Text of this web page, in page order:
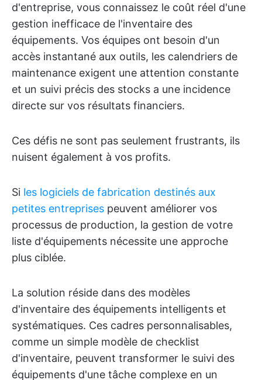
d'entreprise, vous connaissez le coût réel d'une
gestion inefficace de l'inventaire des
équipements. Vos équipes ont besoin d'un
accès instantané aux outils, les calendriers de
maintenance exigent une attention constante
et un suivi précis des stocks a une incidence
directe sur vos résultats financiers.
Ces défis ne sont pas seulement frustrants, ils
nuisent également à vos profits.
Si les logiciels de fabrication destinés aux
petites entreprises peuvent améliorer vos
processus de production, la gestion de votre
liste d'équipements nécessite une approche
plus ciblée.
La solution réside dans des modèles
d'inventaire des équipements intelligents et
systématiques. Ces cadres personnalisables,
comme un simple modèle de checklist
d'inventaire, peuvent transformer le suivi des
équipements d'une tâche complexe en un